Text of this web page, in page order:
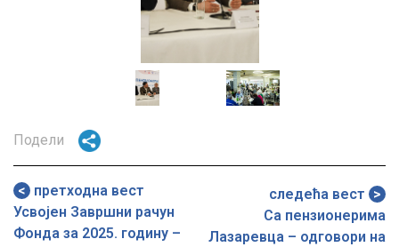
Image Image
Подели
претходна вест
Усвојен Завршни рачун
Фонда за 2025. годину –
резултат пословања
најбољи до сада
следећа вест
Са пензионерима
Лазаревца – одговори на